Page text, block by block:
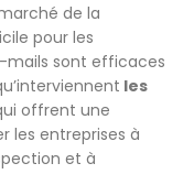
de la
pour les
mails sont efficaces
les
offrent une
les entreprises à
et à